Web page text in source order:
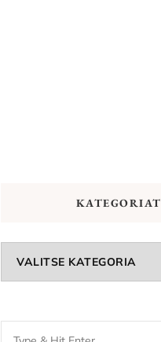
KATEGORIAT
Kategoriat
Looking